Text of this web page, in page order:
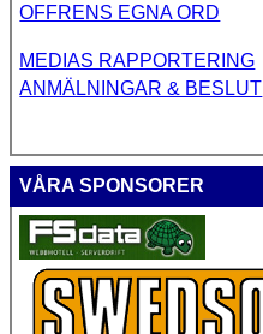
OFFRENS EGNA ORD
MEDIAS RAPPORTERING
ANMÄLNINGAR & BESLUT
VÅRA SPONSORER